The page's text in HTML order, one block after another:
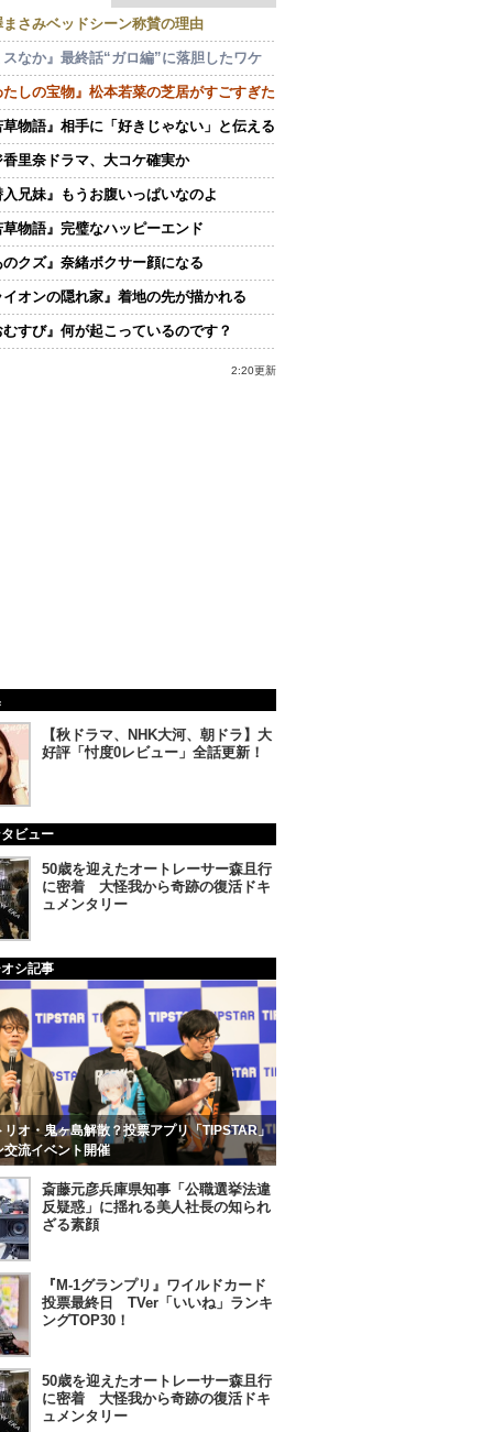
まさみベッドシーン称賛の理由
スなか』最終話“ガロ編”に落胆したワケ
たしの宝物』松本若菜の芝居がすごすぎた
草物語』相手に「好きじゃない」と伝える
香里奈ドラマ、大コケ確実か
入兄妹』もうお腹いっぱいなのよ
草物語』完璧なハッピーエンド
のクズ』奈緒ボクサー顔になる
イオンの隠れ家』着地の先が描かれる
むすび』何が起こっているのです？
2:20更新
【秋ドラマ、NHK大河、朝ドラ】大
好評「忖度0レビュー」全話更新！
ビュー
50歳を迎えたオートレーサー森且行
に密着 大怪我から奇跡の復活ドキ
ュメンタリー
シ記事
リオ・鬼ヶ島解散？投票アプリ「TIPSTAR」
交流イベント開催
斎藤元彦兵庫県知事「公職選挙法違
反疑惑」に揺れる美人社長の知られ
ざる素顔
『M-1グランプリ』ワイルドカード
投票最終日 TVer「いいね」ランキ
ングTOP30！
50歳を迎えたオートレーサー森且行
に密着 大怪我から奇跡の復活ドキ
ュメンタリー